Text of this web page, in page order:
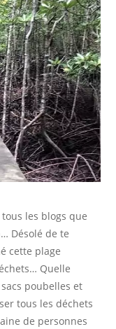
tous les blogs que
… Désolé de te
cette plage
Quelle
poubelles et
tous les déchets
de personnes